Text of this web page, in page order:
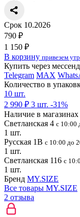
Срок 10.2026
790 ₽
1 150 ₽
В корзину привезем
Купить через
Telegram MAX
Количество в
10 шт.
2 990 ₽ 3 шт. -31%
Наличие в магазинах
Светланская 4 с 10:00
1 шт.
Русская 1В с 10:00 до
1 шт.
Светланская 116 с
1 шт.
Бренд MY.SIZE
Все товары MY.SIZE
2 отзыва